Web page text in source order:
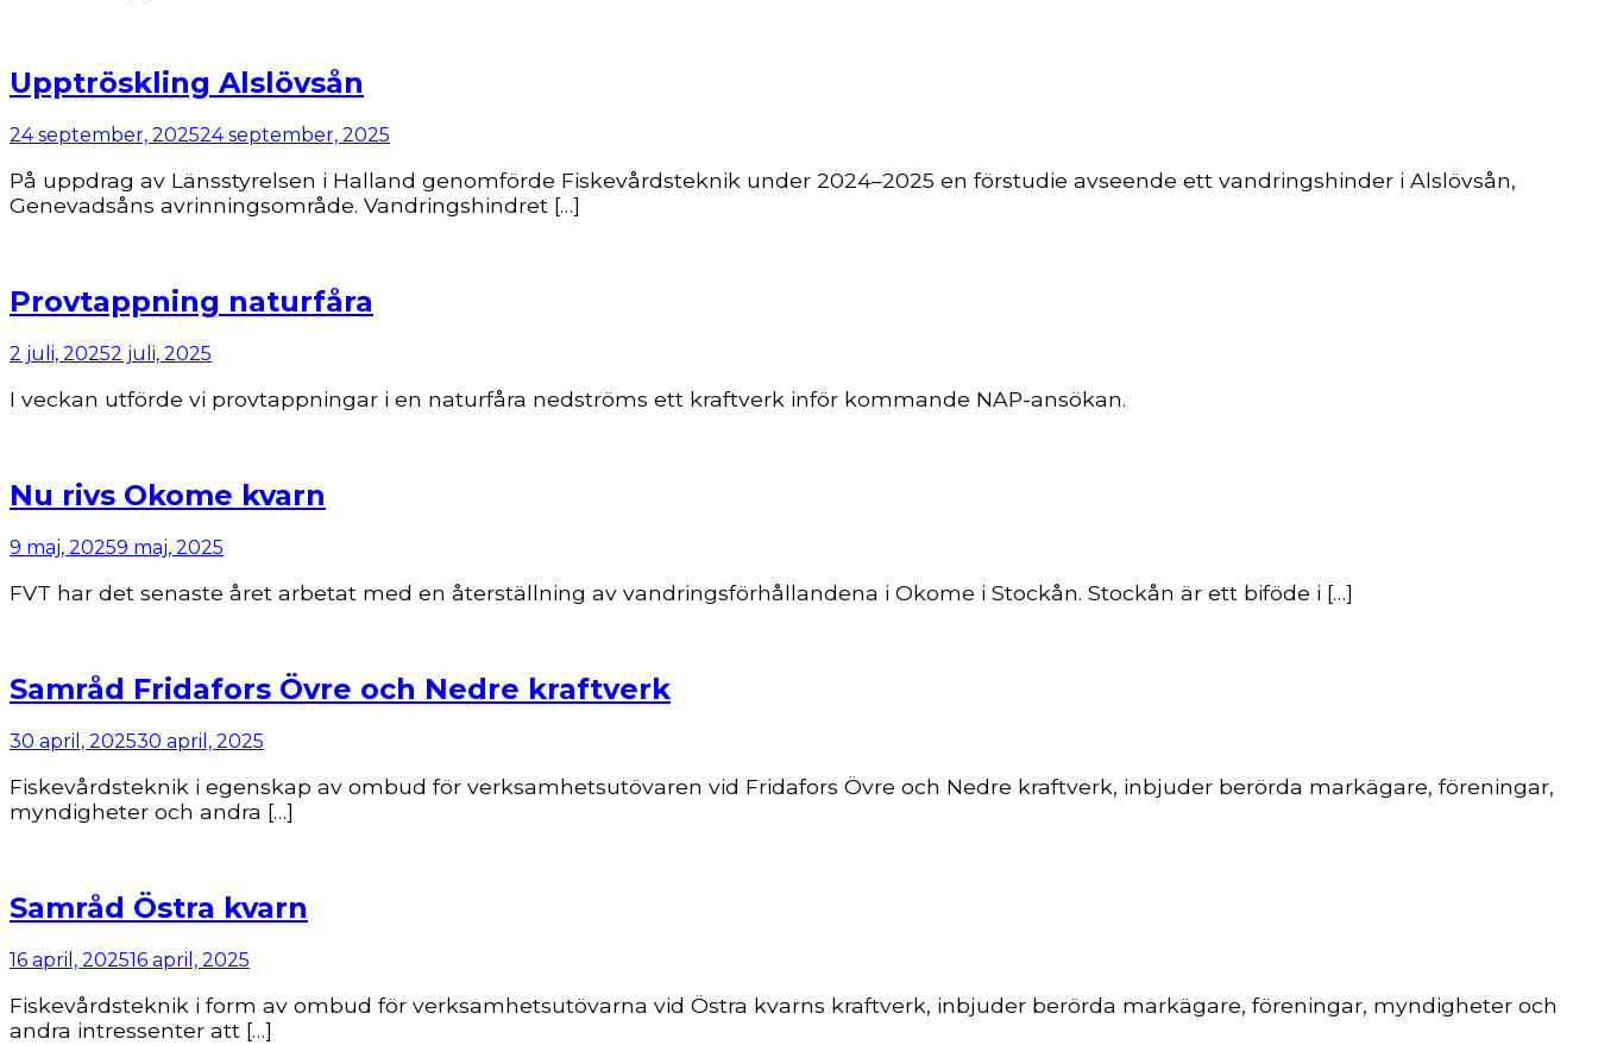
Upptröskling Alslövsån
24 september, 202524 september, 2025
På uppdrag av Länsstyrelsen i Halland genomförde Fiskevårdsteknik under 2024–2025 en förstudie avseende ett vandringshinder i Alslövsån,
Genevadsåns avrinningsområde. Vandringshindret […]
Provtappning naturfåra
2 juli, 20252 juli, 2025
I veckan utförde vi provtappningar i en naturfåra nedströms ett kraftverk inför kommande NAP-ansökan.
Nu rivs Okome kvarn
9 maj, 20259 maj, 2025
FVT har det senaste året arbetat med en återställning av vandringsförhållandena i Okome i Stockån. Stockån är ett biföde i […]
Samråd Fridafors Övre och Nedre kraftverk
30 april, 202530 april, 2025
Fiskevårdsteknik i egenskap av ombud för verksamhetsutövaren vid Fridafors Övre och Nedre kraftverk, inbjuder berörda markägare, föreningar,
myndigheter och andra […]
Samråd Östra kvarn
16 april, 202516 april, 2025
Fiskevårdsteknik i form av ombud för verksamhetsutövarna vid Östra kvarns kraftverk, inbjuder berörda markägare, föreningar, myndigheter och
andra intressenter att […]